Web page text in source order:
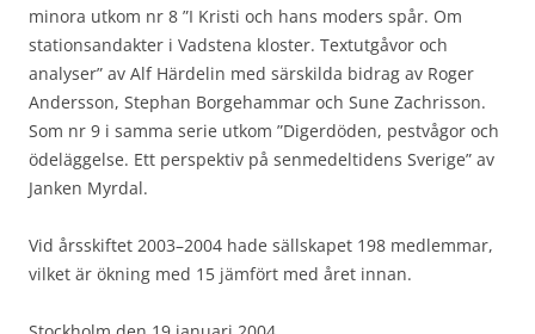
minora utkom nr 8 ”I Kristi och hans moders spår. Om
stationsandakter i Vadstena kloster. Textutgåvor och
analyser” av Alf Härdelin med särskilda bidrag av Roger
Andersson, Stephan Borgehammar och Sune Zachrisson.
Som nr 9 i samma serie utkom ”Digerdöden, pestvågor och
ödeläggelse. Ett perspektiv på senmedeltidens Sverige” av
Janken Myrdal.
Vid årsskiftet 2003–2004 hade sällskapet 198 medlemmar,
vilket är ökning med 15 jämfört med året innan.